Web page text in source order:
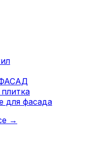
для фасада
→